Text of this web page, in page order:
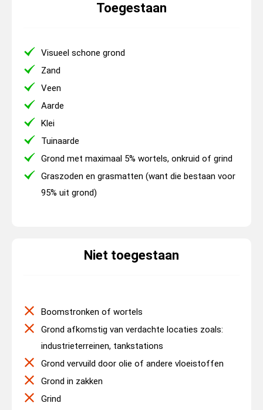
Toegestaan
Visueel schone grond
Zand
Veen
Aarde
Klei
Tuinaarde
Grond met maximaal 5% wortels, onkruid of grind
Graszoden en grasmatten (want die bestaan voor
95% uit grond)
Niet toegestaan
Boomstronken of wortels
Grond afkomstig van verdachte locaties zoals:
industrieterreinen, tankstations
Grond vervuild door olie of andere vloeistoffen
Grond in zakken
Grind